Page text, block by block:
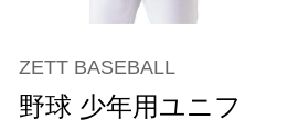
ZETT BASEBALL
野球 少年用ユニフ